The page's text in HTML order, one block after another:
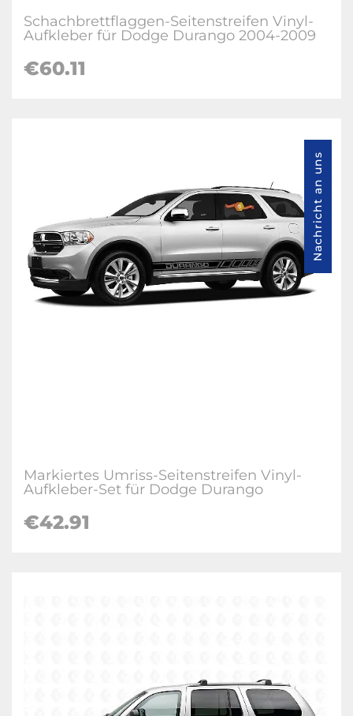
Schachbrettflaggen-Seitenstreifen Vinyl-
Aufkleber für Dodge Durango 2004-2009
€60.11
Markiertes Umriss-Seitenstreifen Vinyl-
Aufkleber-Set für Dodge Durango
€42.91
Nachricht an uns